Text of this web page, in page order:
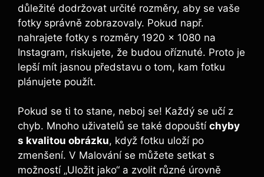
důležité dodržovat určité rozměry, aby se vaše
fotky správně zobrazovaly. Pokud např.
nahrajete fotky s rozměry 1920 x 1080 na
Instagram, riskujete, že budou oříznuté. Proto je
lepší mít jasnou představu o tom, kam fotku
plánujete použít.
Pokud se ti to stane, neboj se! Každý se učí z
chyb. Mnoho uživatelů se také dopouští chyby
s kvalitou obrázku, když fotku uloží po
zmenšení. V Malování se můžete setkat s
možností „Uložit jako“ a zvolit různé úrovně